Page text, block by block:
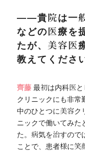
――貴院は一
などの医療を
たが、美容医
教えてくださ
齊藤最初は内科医
クリニックにも非常
中のひとつに美容ク
ニックで働いてみた
た。病気を治すので
ことで、患者様に笑